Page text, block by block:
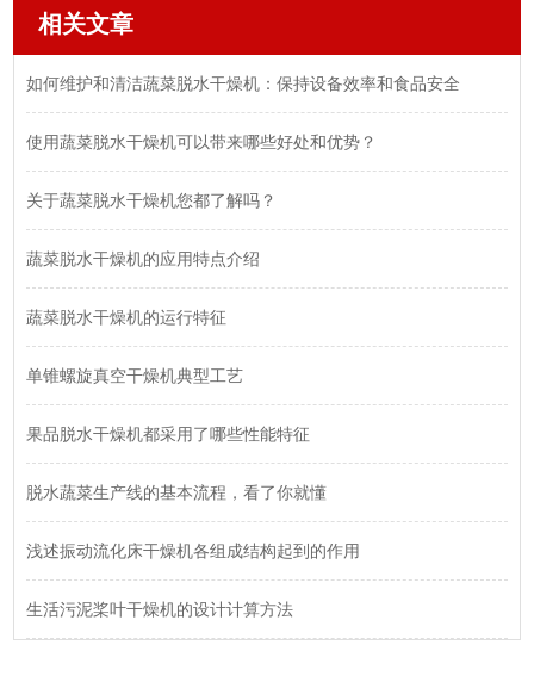
相关文章
如何维护和清洁蔬菜脱水干燥机：保持设备效率和食品安全
使用蔬菜脱水干燥机可以带来哪些好处和优势？
关于蔬菜脱水干燥机您都了解吗？
蔬菜脱水干燥机的应用特点介绍
蔬菜脱水干燥机的运行特征
单锥螺旋真空干燥机典型工艺
果品脱水干燥机都采用了哪些性能特征
脱水蔬菜生产线的基本流程，看了你就懂
浅述振动流化床干燥机各组成结构起到的作用
生活污泥桨叶干燥机的设计计算方法